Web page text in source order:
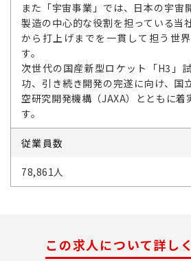
また「宇宙事業」では、日本の宇宙
製造の中心的な役割を担っている当
から打上げまでを一貫して担う世
す。
次世代の国産新型ロケット「H3」
功、引き続き開発の完遂に向け、国
空研究開発機構（JAXA）とともに着
す。
従業員数
78,861人
この求人について詳し